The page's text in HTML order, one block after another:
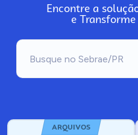
Encontre a
e
ARQUIVOS